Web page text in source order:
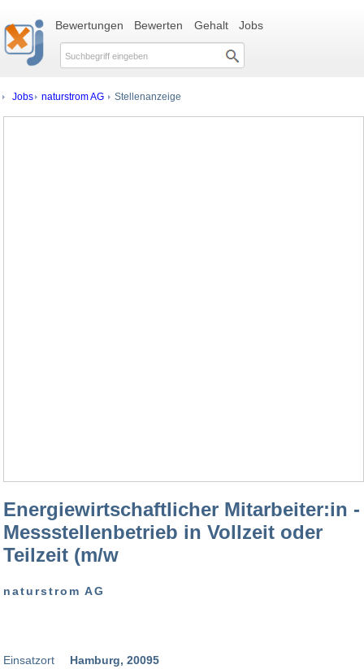
Bewertungen Bewerten Gehalt Jobs
Jobs naturstrom AG Stellenanzeige
Energiewirtschaftlicher Mitarbeiter:in -
Messstellenbetrieb in Vollzeit oder
Teilzeit (m/w
naturstrom AG
Einsatzort Hamburg, 20095